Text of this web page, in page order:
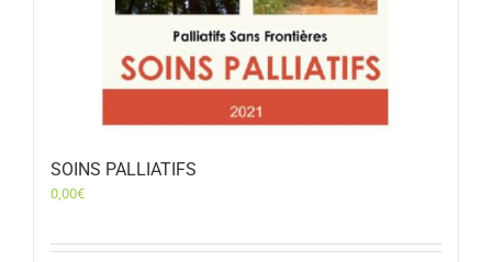
SOINS PALLIATIFS
0,00€